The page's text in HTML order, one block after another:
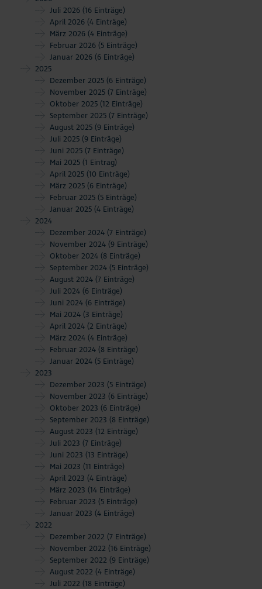
Juli 2026 (16 Einträge)
April 2026 (4 Einträge)
März 2026 (4 Einträge)
Februar 2026 (5 Einträge)
Januar 2026 (6 Einträge)
2025
Dezember 2025 (6 Einträge)
November 2025 (7 Einträge)
Oktober 2025 (12 Einträge)
September 2025 (7 Einträge)
August 2025 (9 Einträge)
Juli 2025 (9 Einträge)
Juni 2025 (7 Einträge)
Mai 2025 (1 Eintrag)
April 2025 (10 Einträge)
März 2025 (6 Einträge)
Februar 2025 (5 Einträge)
Januar 2025 (4 Einträge)
2024
Dezember 2024 (7 Einträge)
November 2024 (9 Einträge)
Oktober 2024 (8 Einträge)
September 2024 (5 Einträge)
August 2024 (7 Einträge)
Juli 2024 (6 Einträge)
Juni 2024 (6 Einträge)
Mai 2024 (3 Einträge)
April 2024 (2 Einträge)
März 2024 (4 Einträge)
Februar 2024 (8 Einträge)
Januar 2024 (5 Einträge)
2023
Dezember 2023 (5 Einträge)
November 2023 (6 Einträge)
Oktober 2023 (6 Einträge)
September 2023 (8 Einträge)
August 2023 (12 Einträge)
Juli 2023 (7 Einträge)
Juni 2023 (13 Einträge)
Mai 2023 (11 Einträge)
April 2023 (4 Einträge)
März 2023 (14 Einträge)
Februar 2023 (5 Einträge)
Januar 2023 (4 Einträge)
2022
Dezember 2022 (7 Einträge)
November 2022 (16 Einträge)
September 2022 (9 Einträge)
August 2022 (4 Einträge)
Juli 2022 (18 Einträge)